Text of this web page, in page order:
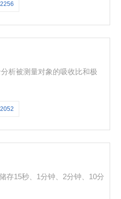
2256
析被测量对象的吸收比和极
2052
存15秒、1分钟、2分钟、10分